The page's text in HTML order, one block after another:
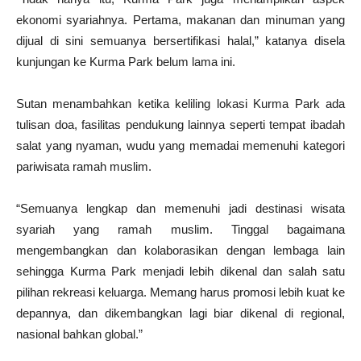
ekonomi syariahnya. Pertama, makanan dan minuman yang
dijual di sini semuanya bersertifikasi halal,” katanya disela
kunjungan ke Kurma Park belum lama ini.
Sutan menambahkan ketika keliling lokasi Kurma Park ada
tulisan doa, fasilitas pendukung lainnya seperti tempat ibadah
salat yang nyaman, wudu yang memadai memenuhi kategori
pariwisata ramah muslim.
“Semuanya lengkap dan memenuhi jadi destinasi wisata
syariah yang ramah muslim. Tinggal bagaimana
mengembangkan dan kolaborasikan dengan lembaga lain
sehingga Kurma Park menjadi lebih dikenal dan salah satu
pilihan rekreasi keluarga. Memang harus promosi lebih kuat ke
depannya, dan dikembangkan lagi biar dikenal di regional,
nasional bahkan global.”